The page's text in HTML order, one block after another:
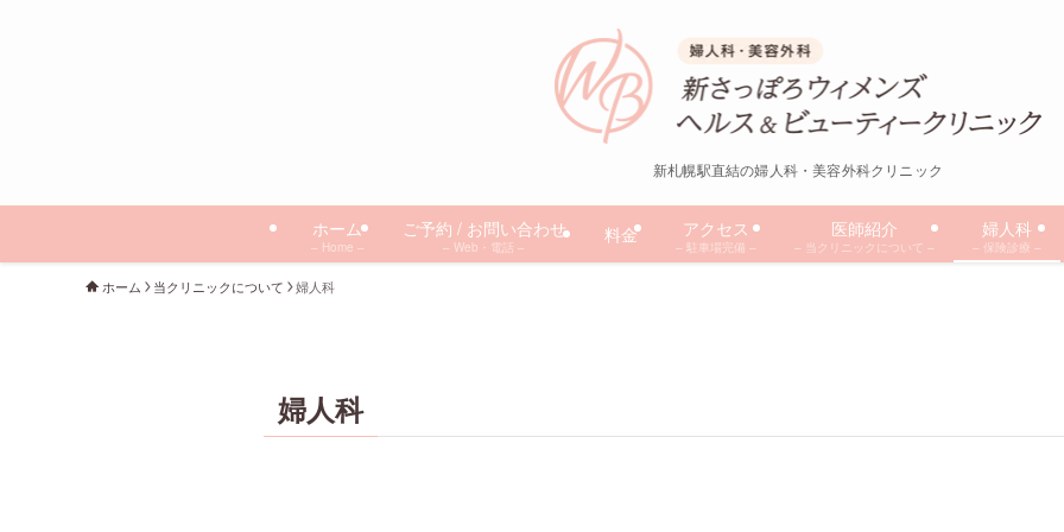
新札幌駅直結の婦人科・美容外科クリニック
ホーム
– Home –
ご予約 / お問い合わせ
– Web・電話 –
料金 アクセス
– 駐車場完備 –
医師紹介
– 当クリニックについて –
婦人科
– 保険診療 –
ホーム 当クリニックについて 婦人科
婦人科